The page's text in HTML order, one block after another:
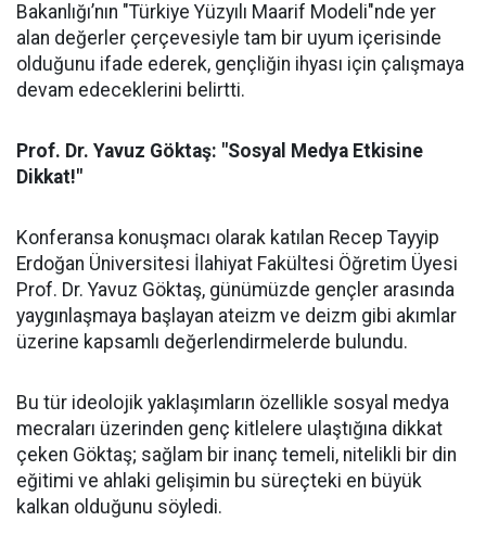
Bakanlığı’nın "Türkiye Yüzyılı Maarif Modeli"nde yer
alan değerler çerçevesiyle tam bir uyum içerisinde
olduğunu ifade ederek, gençliğin ihyası için çalışmaya
devam edeceklerini belirtti.
Prof. Dr. Yavuz Göktaş: "Sosyal Medya Etkisine
Dikkat!"
Konferansa konuşmacı olarak katılan Recep Tayyip
Erdoğan Üniversitesi İlahiyat Fakültesi Öğretim Üyesi
Prof. Dr. Yavuz Göktaş, günümüzde gençler arasında
yaygınlaşmaya başlayan ateizm ve deizm gibi akımlar
üzerine kapsamlı değerlendirmelerde bulundu.
Bu tür ideolojik yaklaşımların özellikle sosyal medya
mecraları üzerinden genç kitlelere ulaştığına dikkat
çeken Göktaş; sağlam bir inanç temeli, nitelikli bir din
eğitimi ve ahlaki gelişimin bu süreçteki en büyük
kalkan olduğunu söyledi.